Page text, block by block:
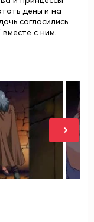
деньги на
согласились
с ним.